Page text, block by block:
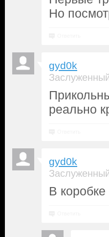
Но
gyd0k
реально
gyd0k
В